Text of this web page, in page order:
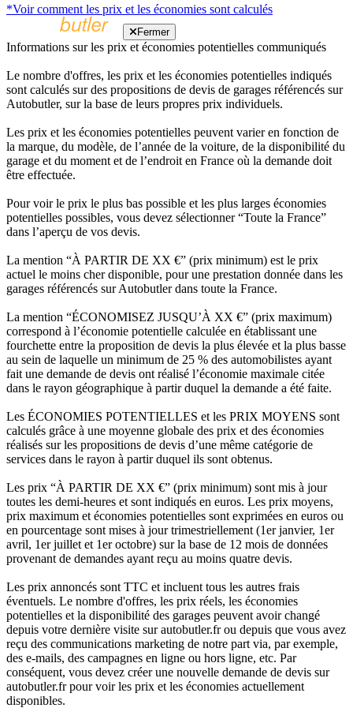
*Voir comment les prix et les économies sont calculés
Fermer
Informations sur les prix et économies potentielles communiqués
Le nombre d'offres, les prix et les économies potentielles indiqués
sont calculés sur des propositions de devis de garages référencés sur
Autobutler, sur la base de leurs propres prix individuels.
Les prix et les économies potentielles peuvent varier en fonction de
la marque, du modèle, de l’année de la voiture, de la disponibilité du
garage et du moment et de l’endroit en France où la demande doit
être effectuée.
Pour voir le prix le plus bas possible et les plus larges économies
potentielles possibles, vous devez sélectionner “Toute la France”
dans l’aperçu de vos devis.
La mention “À PARTIR DE XX €” (prix minimum) est le prix
actuel le moins cher disponible, pour une prestation donnée dans les
garages référencés sur Autobutler dans toute la France.
La mention “ÉCONOMISEZ JUSQU’À XX €” (prix maximum)
correspond à l’économie potentielle calculée en établissant une
fourchette entre la proposition de devis la plus élevée et la plus basse
au sein de laquelle un minimum de 25 % des automobilistes ayant
fait une demande de devis ont réalisé l’économie maximale citée
dans le rayon géographique à partir duquel la demande a été faite.
Les ÉCONOMIES POTENTIELLES et les PRIX MOYENS sont
calculés grâce à une moyenne globale des prix et des économies
réalisés sur les propositions de devis d’une même catégorie de
services dans le rayon à partir duquel ils sont obtenus.
Les prix “À PARTIR DE XX €” (prix minimum) sont mis à jour
toutes les demi-heures et sont indiqués en euros. Les prix moyens,
prix maximum et économies potentielles sont exprimées en euros ou
en pourcentage sont mises à jour trimestriellement (1er janvier, 1er
avril, 1er juillet et 1er octobre) sur la base de 12 mois de données
provenant de demandes ayant reçu au moins quatre devis.
Les prix annoncés sont TTC et incluent tous les autres frais
éventuels. Le nombre d'offres, les prix réels, les économies
potentielles et la disponibilité des garages peuvent avoir changé
depuis votre dernière visite sur autobutler.fr ou depuis que vous avez
reçu des communications marketing de notre part via, par exemple,
des e-mails, des campagnes en ligne ou hors ligne, etc. Par
conséquent, vous devez créer une nouvelle demande de devis sur
autobutler.fr pour voir les prix et les économies actuellement
disponibles.